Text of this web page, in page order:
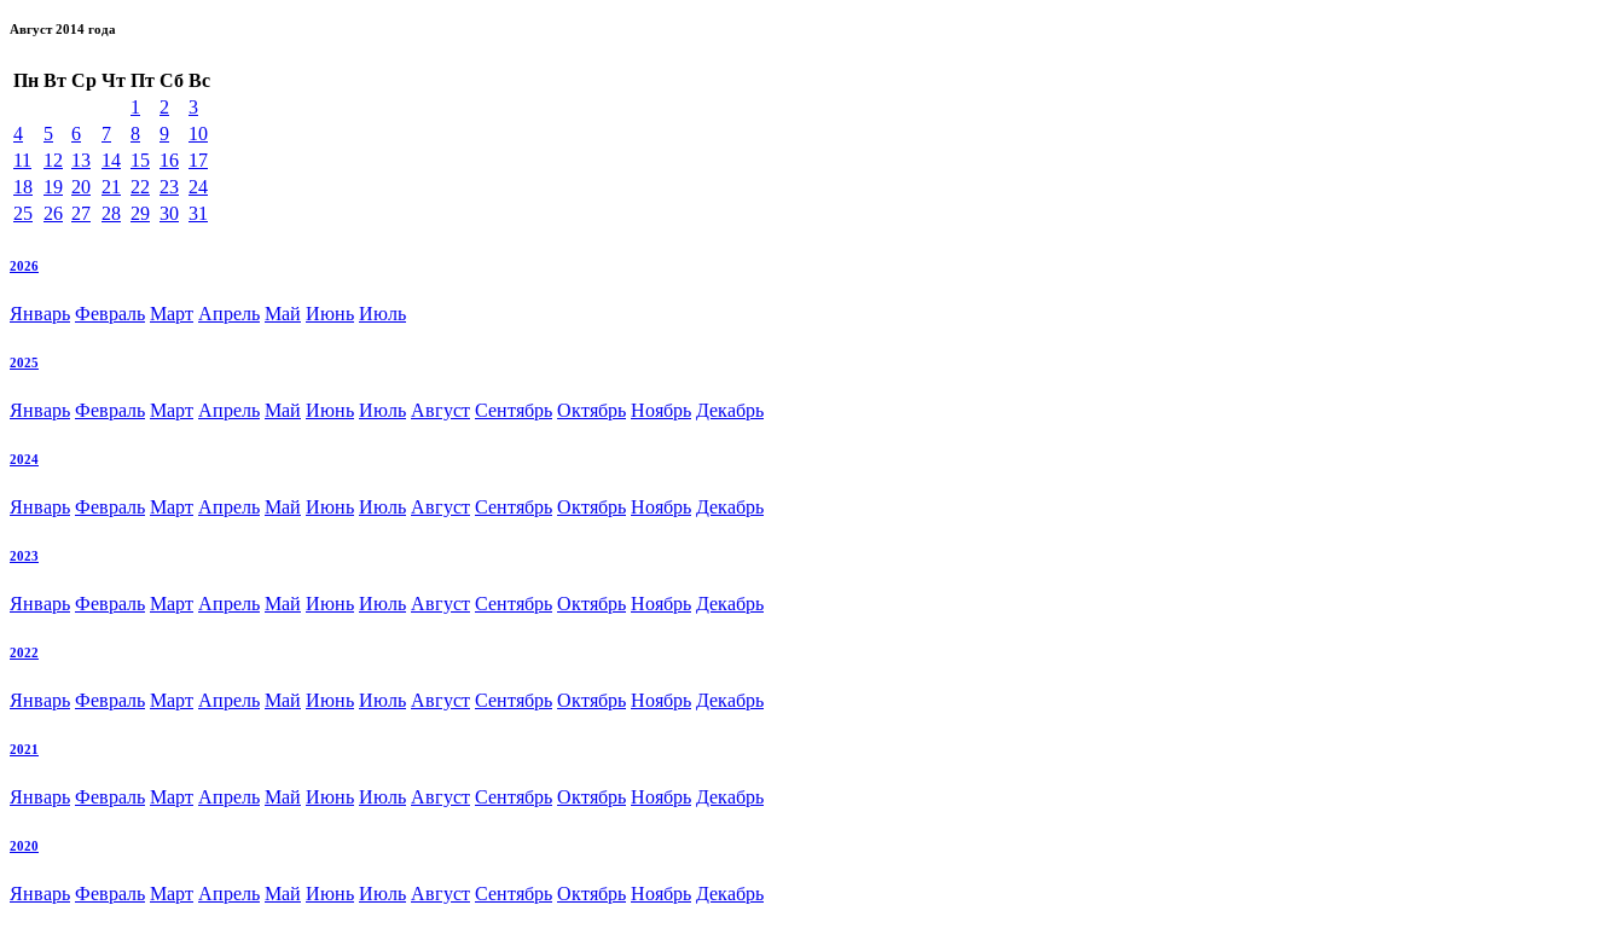
Август 2014 года
Пн Вт Ср Чт Пт Сб Вс
1
2
3
4
5 6 7 8 9
10
11
12 13 14 15 16 17
18 19 20 21 22 23 24
25 26 27 28 29 30 31
2026
Январь Февраль Март Апрель Май Июнь Июль
2025
Январь Февраль Март Апрель Май Июнь Июль Август Сентябрь Октябрь Ноябрь Декабрь
2024
Январь Февраль Март Апрель Май Июнь Июль Август Сентябрь Октябрь Ноябрь Декабрь
2023
Январь Февраль Март Апрель Май Июнь Июль Август Сентябрь Октябрь Ноябрь Декабрь
2022
Январь Февраль Март Апрель Май Июнь Июль Август Сентябрь Октябрь Ноябрь Декабрь
2021
Январь Февраль Март Апрель Май Июнь Июль Август Сентябрь Октябрь Ноябрь Декабрь
2020
Январь Февраль Март Апрель Май Июнь Июль Август Сентябрь Октябрь Ноябрь Декабрь